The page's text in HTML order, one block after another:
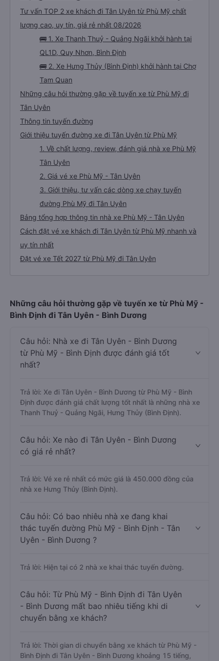
(10 điểm), sáng sớm thì có phát thêm bàn chải kem đánh răng dùng 1 lần. À
trên xe có sẵn 2 chai nước suối 500ml nữa. Chuyến xe yên lặng, tài xế ko hút
thuốc, ko chửi thề, ko to tiếng là mình thấy tuyệt vời rồi. À xe đến bến xe lúc
7h30, sớm hơn dự kiến trên web 1 tiếng nhé. Xe có trung chuyển nội thành
chuyển á, k thì mình chủ động đăng ký cũng đc. Xe mới, sạch sẽ, thơm tho,
Tư vấn TOP 2 xe khách đi Tân Uyên từ Phù Mỹ chất
lượng cao, uy tín, giá rẻ nhất 08/2026
🚌 1. Xe Thanh Thuỷ - Quảng Ngãi khởi hành tại
QL1D, Quy Nhơn, Bình Định
🚌 2. Xe Hưng Thủy (Bình Định) khởi hành tại Chợ
Tam Quan
Những câu hỏi thường gặp về tuyến xe từ Phù Mỹ đi
Tân Uyên
Thông tin tuyến đường
Giới thiệu tuyến đường xe đi Tân Uyên từ Phù Mỹ
1. Về chất lượng, review, đánh giá nhà xe Phù Mỹ
Tân Uyên
2. Giá vé xe Phù Mỹ - Tân Uyên
3. Giới thiệu, tư vấn các dòng xe chạy tuyến
đường Phù Mỹ đi Tân Uyên
Bảng tổng hợp thông tin nhà xe Phù Mỹ - Tân Uyên
Cách đặt vé xe khách đi Tân Uyên từ Phù Mỹ nhanh và
uy tín nhất
Đặt vé xe Tết 2027 từ Phù Mỹ đi Tân Uyên
Những câu hỏi thường gặp về tuyến xe từ Phù Mỹ -
Bình Định đi Tân Uyên - Bình Dương
Câu hỏi: Nhà xe đi Tân Uyên - Bình Dương
từ Phù Mỹ - Bình Định được đánh giá tốt
nhất?
Trả lời: Xe đi Tân Uyên - Bình Dương từ Phù Mỹ - Bình
Định được đánh giá chất lượng tốt nhất là những nhà xe
Thanh Thuỷ - Quảng Ngãi, Hưng Thủy (Bình Định).
Câu hỏi: Xe nào đi Tân Uyên - Bình Dương
có giá rẻ nhất?
Trả lời: Vé xe rẻ nhất có mức giá là 450.000 đồng của
nhà xe Hưng Thủy (Bình Định).
Câu hỏi: Có bao nhiêu nhà xe đang khai
thác tuyến đường Phù Mỹ - Bình Định - Tân
Uyên - Bình Dương ?
Trả lời: Hiện tại có 2 nhà xe khai thác tuyến đường.
Câu hỏi: Từ Phù Mỹ - Bình Định đi Tân Uyên
- Bình Dương mất bao nhiêu tiếng khi di
chuyển bằng xe khách?
Trả lời: Thời gian di chuyển bằng xe khách từ Phù Mỹ -
Bình Định đi Tân Uyên - Bình Dương khoảng 15 tiếng,